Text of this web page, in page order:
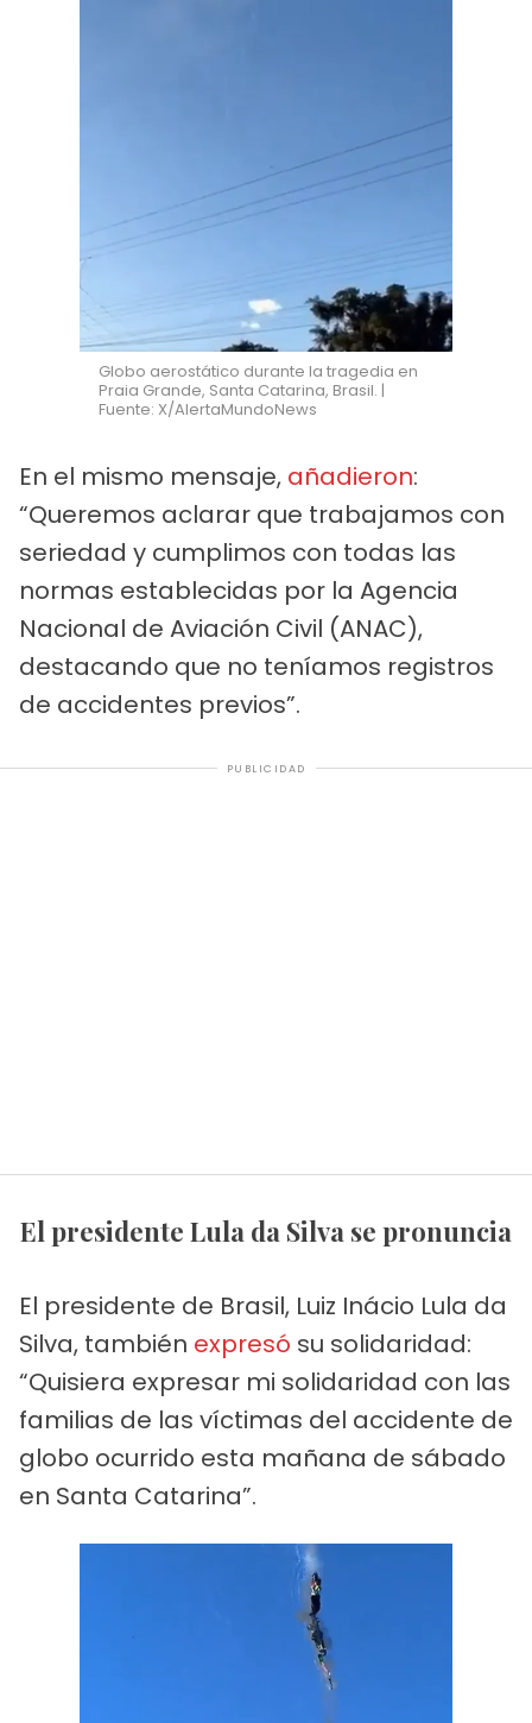
Globo aerostático durante la tragedia en
Praia Grande, Santa Catarina, Brasil. |
Fuente: X/AlertaMundoNews
En el mismo mensaje, añadieron:
“Queremos aclarar que trabajamos con
seriedad y cumplimos con todas las
normas establecidas por la Agencia
Nacional de Aviación Civil (ANAC),
destacando que no teníamos registros
de accidentes previos”.
PUBLICIDAD
El presidente Lula da Silva se pronuncia
El presidente de Brasil, Luiz Inácio Lula da
Silva, también expresó su solidaridad:
“Quisiera expresar mi solidaridad con las
familias de las víctimas del accidente de
globo ocurrido esta mañana de sábado
en Santa Catarina”.